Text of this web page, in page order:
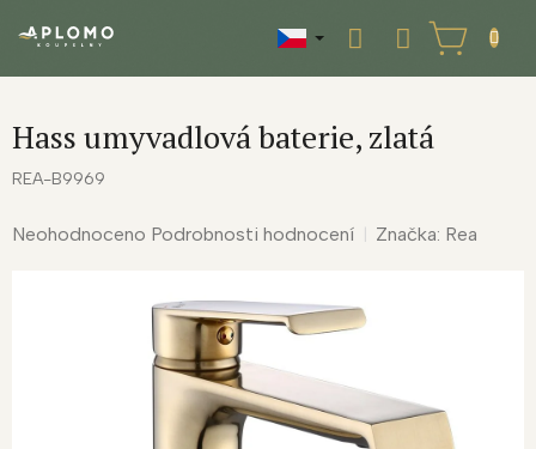
NÁKUPNÍ
KOŠÍK
Hass umyvadlová baterie, zlatá
REA-B9969
Průměrné
Neohodnoceno Podrobnosti hodnocení Značka: Rea